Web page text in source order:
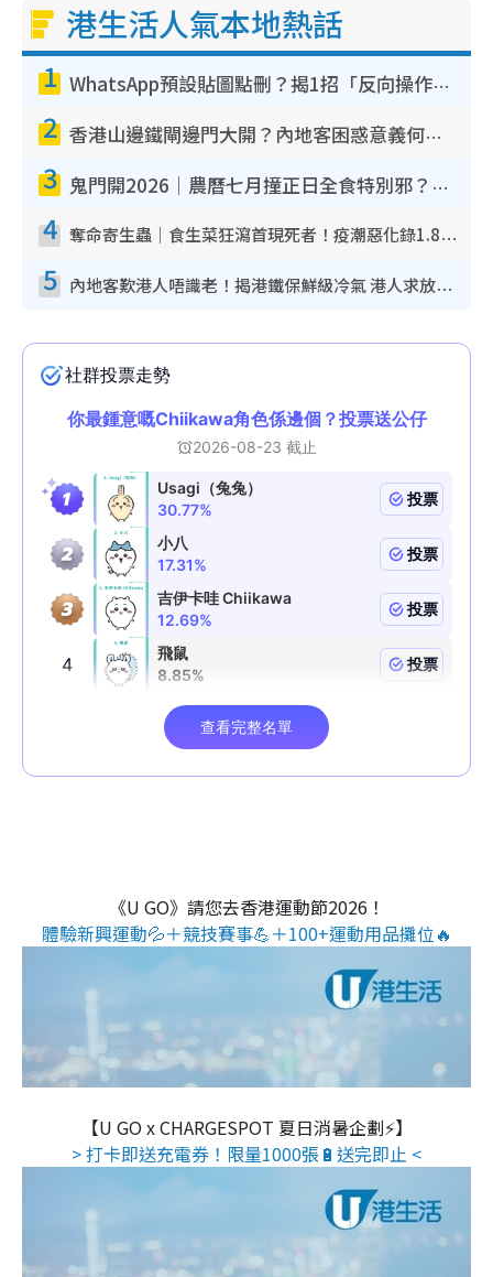
港生活人氣本地熱話
1 WhatsApp預設貼圖點刪？揭1招「反向操作」還原簡潔介面 附3步實測教學
2 香港山邊鐵閘邊門大開？內地客困惑意義何在！網民神回覆：呢種叫法理性防禦
3 鬼門開2026｜農曆七月撞正日全食特別邪？專家警告切忌做一事！揭4大禁忌+2招保平安
4 奪命寄生蟲｜食生菜狂瀉首現死者！疫潮惡化錄1.8萬宗病例 揭洗菜3大謬誤
5 內地客歎港人唔識老！揭港鐵保鮮級冷氣 港人求放過：咪投訴
《U GO》請您去香港運動節2026！
體驗新興運動💦＋競技賽事💪＋100+運動用品攤位🔥
【U GO x CHARGESPOT 夏日消暑企劃⚡】
> 打卡即送充電券！限量1000張🔋送完即止 <